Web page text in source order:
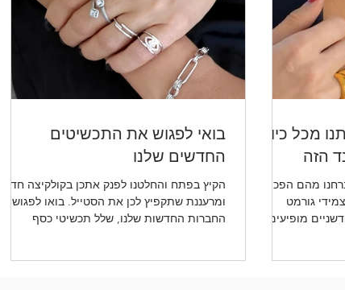
מכל כיוון -
הזה
מהם הפכו
גורמט
מופיעים
בואי לפגוש את התכשיטים
החדשים שלנו
הקיץ בפתח והחלטנו לפנק אתכן בקולקיצה חדשה
ומרעננת שתקפיץ לכן את הסטייל. בואו לפגוש את
החברות החדשות שלנו, שלל תכשיטי כסף